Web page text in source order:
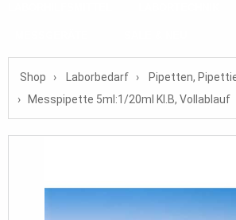
Shop Laborbedarf
Pipetten,
Messpipette 5ml:1/20ml Kl.B, Vollablauf